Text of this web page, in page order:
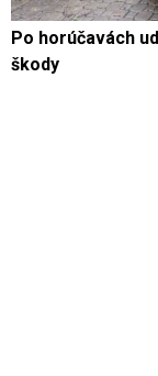
Po horúčavách
škody